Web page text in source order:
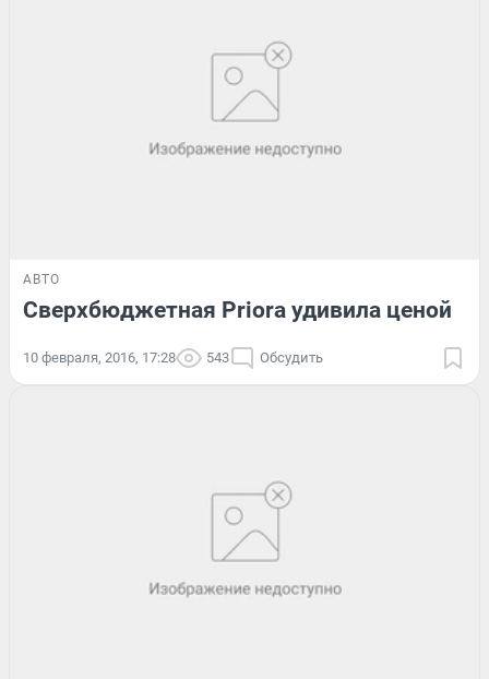
АВТО
Сверхбюджетная Priora удивила ценой
10 февраля, 2016, 17:28 543 Обсудить